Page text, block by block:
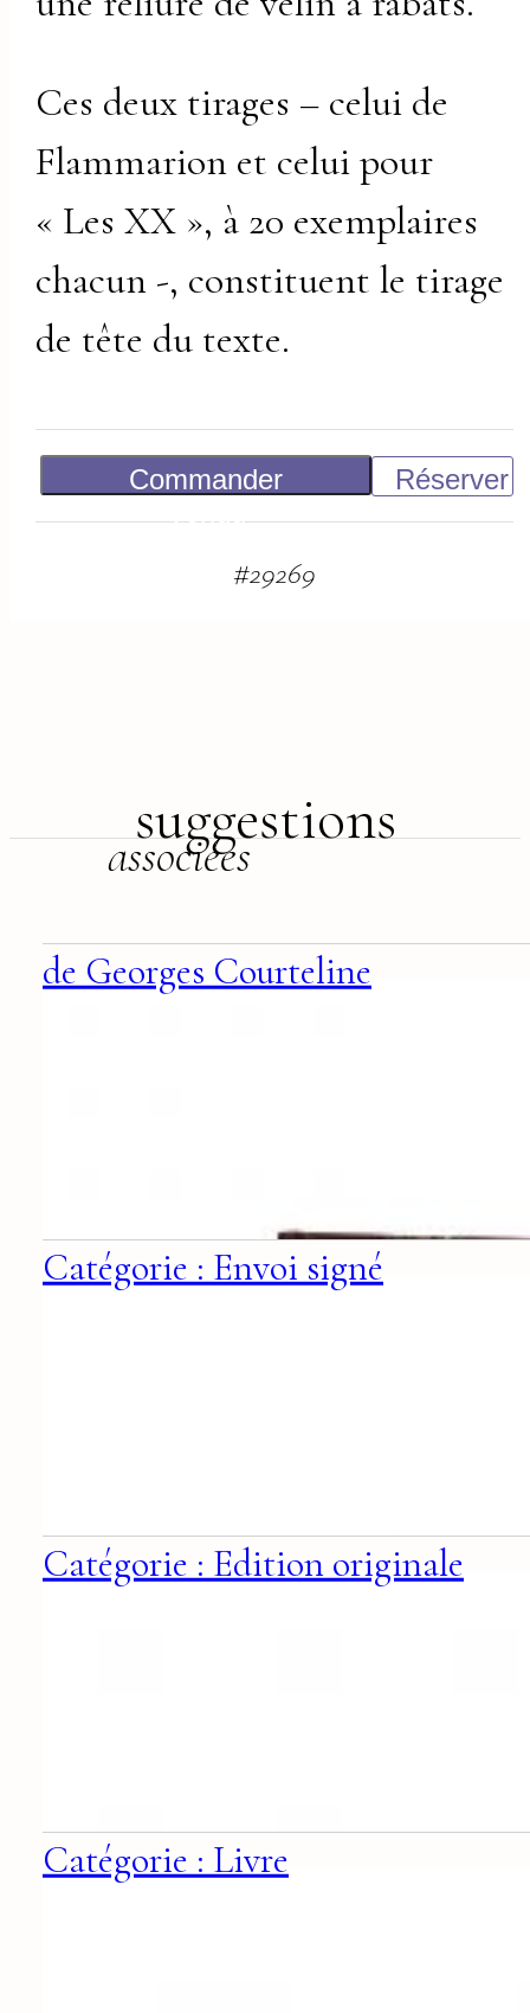
Ces deux tirages – celui de
Flammarion et celui pour
« Les XX », à 20 exemplaires
chacun -, constituent le tirage
de tête du texte.
Commander
Réserver
#29269
suggestions
associées
de Georges Courteline
Catégorie : Envoi signé
Catégorie : Edition originale
Catégorie : Livre